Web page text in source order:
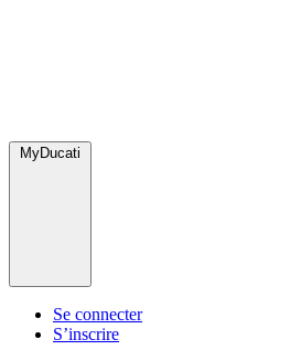
MyDucati
Se connecter
S’inscrire